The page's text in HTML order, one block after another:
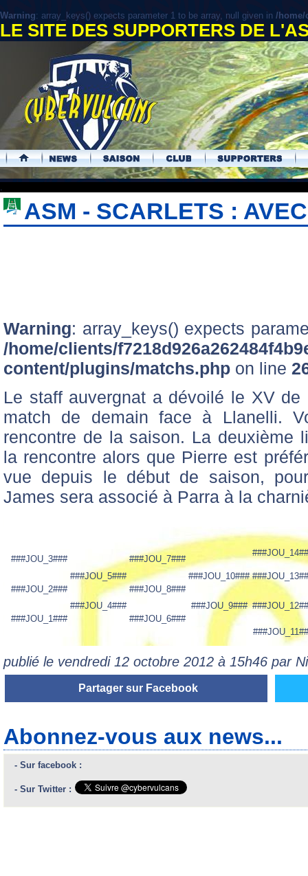
Warning: array_keys() expects parameter 1 to be array, null given in /home/
LE SITE DES SUPPORTERS DE
.
ASM - SCARLETS :
Warning: array_keys() expects
/home/clients/
content/plugins/matchs.php on line
Le staff auvergnat a dévoilé le XV
match de demain face à Llanelli.
rencontre de la saison. La deuxième
la rencontre alors que Pierre est
vue depuis le début de saison,
James sera associé à Parra à la
###JOU_3###
###JOU_7###
###JOU_5###
###JOU_10###
###JOU_2###
###JOU_8###
###JOU_4###
###JOU_9###
###JOU_1###
###JOU_6###
publié le vendredi 12 octobre 2012 à 15h46 par
Partager sur Facebook
Abonnez-vous aux news...
- Sur facebook :
- Sur Twitter :